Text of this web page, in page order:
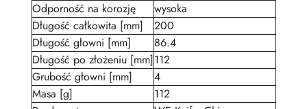
Odporność na korozję
wysoka
Długość całkowita [mm]
200
Długość głowni [mm]
86.4
Długość po złożeniu [mm]112
Grubość głowni [mm]
4
Masa [g]
112